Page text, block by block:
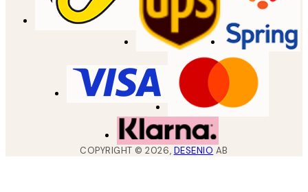
COPYRIGHT ©2026, DESENIO AB